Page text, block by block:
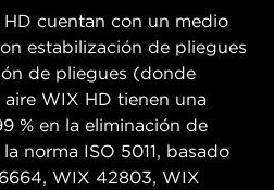
cuentan con un medio
estabilización de pliegues
de pliegues (donde
WIX HD tienen una
% en la eliminación de
norma ISO 5011, basado
WIX 42803, WIX